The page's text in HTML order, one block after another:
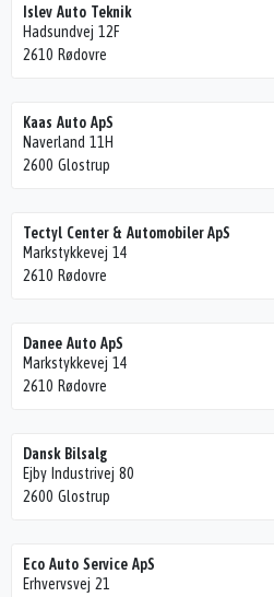
Islev Auto Teknik
Hadsundvej 12F
2610 Rødovre
Kaas Auto ApS
Naverland 11H
2600 Glostrup
Tectyl Center & Automobiler ApS
Markstykkevej 14
2610 Rødovre
Danee Auto ApS
Markstykkevej 14
2610 Rødovre
Dansk Bilsalg
Ejby Industrivej 80
2600 Glostrup
Eco Auto Service ApS
Erhvervsvej 21